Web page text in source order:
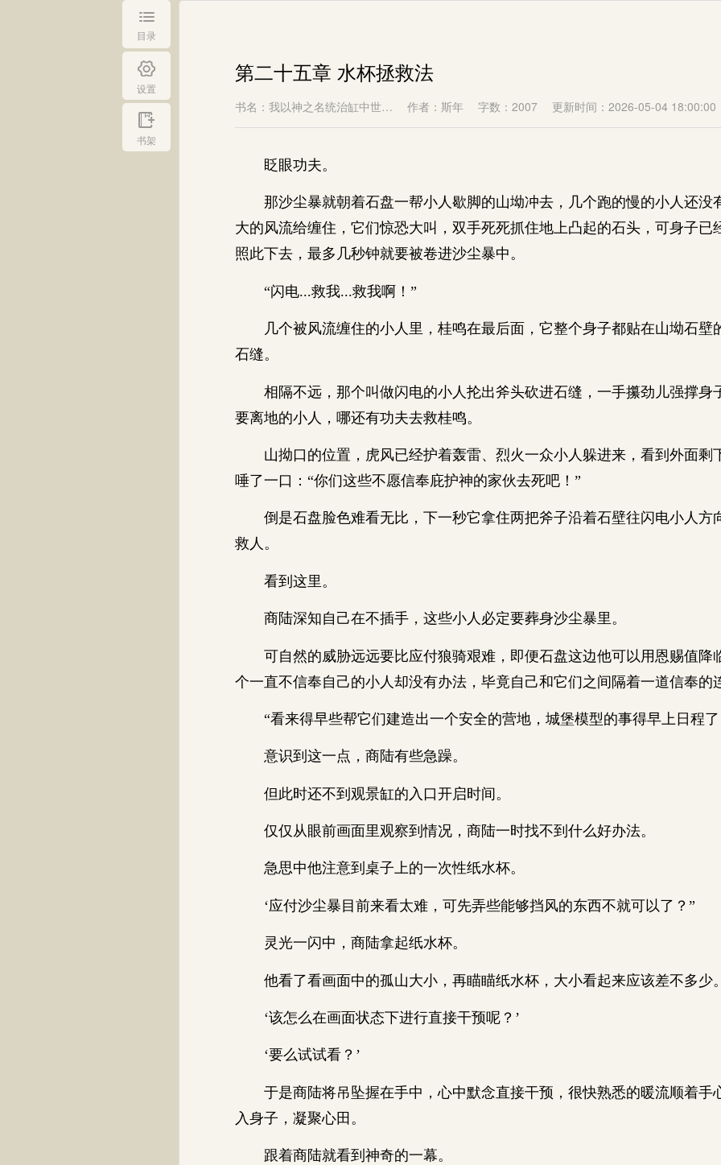
目录
设置
书架
第二十五章 水杯拯救法
书名：我以神之名统治缸中世… 作者：斯年 字数：2007 更新时间：2026-05-04 18:00:00
眨眼功夫。
那沙尘暴就朝着石盘一帮小人歇脚的山坳冲去，几个跑的慢的小人还没
大的风流给缠住，它们惊恐大叫，双手死死抓住地上凸起的石头，可身子已
照此下去，最多几秒钟就要被卷进沙尘暴中。
“闪电...救我...救我啊！”
几个被风流缠住的小人里，桂鸣在最后面，它整个身子都贴在山坳石壁
石缝。
相隔不远，那个叫做闪电的小人抡出斧头砍进石缝，一手攥劲儿强撑身
要离地的小人，哪还有功夫去救桂鸣。
山拗口的位置，虎风已经护着轰雷、烈火一众小人躲进来，看到外面剩
唾了一口：“你们这些不愿信奉庇护神的家伙去死吧！”
倒是石盘脸色难看无比，下一秒它拿住两把斧子沿着石壁往闪电小人方
救人。
看到这里。
商陆深知自己在不插手，这些小人必定要葬身沙尘暴里。
可自然的威胁远远要比应付狼骑艰难，即便石盘这边他可以用恩赐值降
个一直不信奉自己的小人却没有办法，毕竟自己和它们之间隔着一道信奉的
“看来得早些帮它们建造出一个安全的营地，城堡模型的事得早上日程了
意识到这一点，商陆有些急躁。
但此时还不到观景缸的入口开启时间。
仅仅从眼前画面里观察到情况，商陆一时找不到什么好办法。
急思中他注意到桌子上的一次性纸水杯。
‘应付沙尘暴目前来看太难，可先弄些能够挡风的东西不就可以了？”
灵光一闪中，商陆拿起纸水杯。
他看了看画面中的孤山大小，再瞄瞄纸水杯，大小看起来应该差不多少
‘该怎么在画面状态下进行直接干预呢？’
‘要么试试看？’
于是商陆将吊坠握在手中，心中默念直接干预，很快熟悉的暖流顺着手
入身子，凝聚心田。
跟着商陆就看到神奇的一幕。